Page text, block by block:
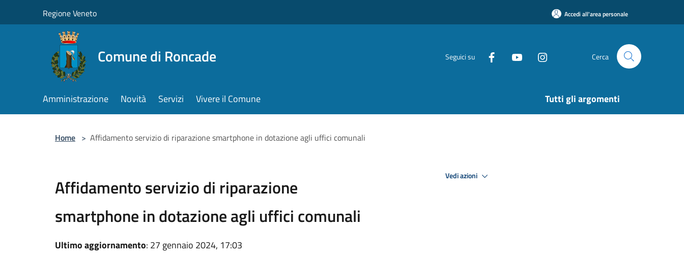
Regione Veneto Accedi all'area personale
Comune di Roncade Seguici su Cerca
Amministrazione Novità Servizi Vivere il Comune Tutti gli argomenti
Home > Affidamento servizio di riparazione smartphone in dotazione agli uffici comunali
Affidamento servizio di riparazione
smartphone in dotazione agli uffici comunali
Ultimo aggiornamento: 27 gennaio 2024, 17:03
Vedi azioni